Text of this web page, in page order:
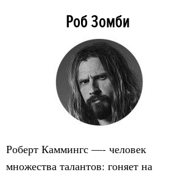
Роб Зомби
Роберт Каммингс —- человек
множества талантов: гоняет на